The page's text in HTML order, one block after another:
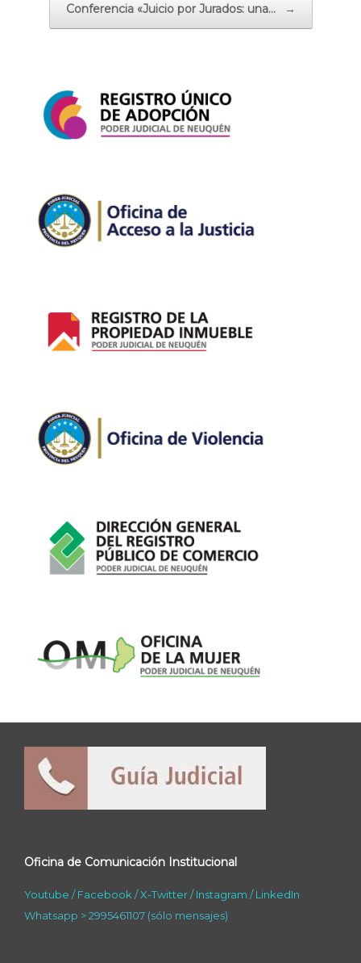
Conferencia «Juicio por Jurados: una… →
Oficina de Comunicación Institucional
Youtube /Facebook /X-Twitter/Instagram /LinkedIn
Whatsapp > 2995461107 (sólo mensajes)